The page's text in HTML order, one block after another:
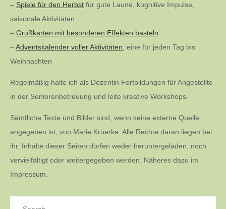
– Spiele für den Herbst für gute Laune, kognitive Impulse,
saisonale Aktivitäten
– Grußkarten mit besonderen Effekten basteln
–Adventskalender voller Aktivitäten, eine für jeden Tag bis
Weihnachten
Regelmäßig halte ich als Dozentin Fortbildungen für Angestellte
in der Seniorenbetreuung und leite kreative Workshops.
Sämtliche Texte und Bilder sind, wenn keine externe Quelle
angegeben ist, von Marie Krüerke. Alle Rechte daran liegen bei
ihr. Inhalte dieser Seiten dürfen weder heruntergeladen, noch
vervielfältigt oder weitergegeben werden. Näheres dazu im
Impressum.